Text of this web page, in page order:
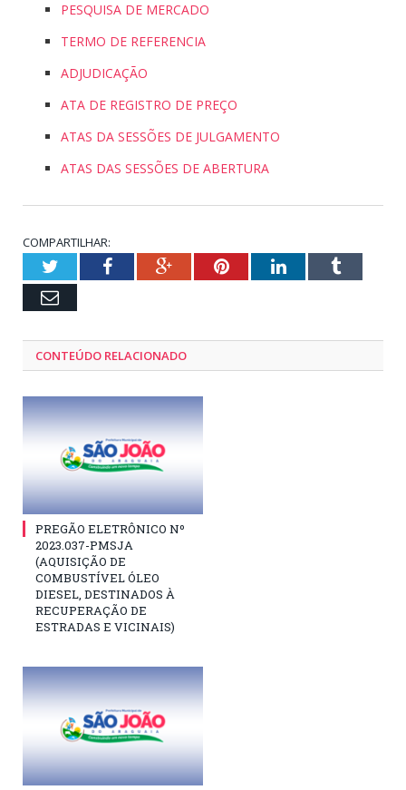
PESQUISA DE MERCADO
TERMO DE REFERENCIA
ADJUDICAÇÃO
ATA DE REGISTRO DE PREÇO
ATAS DA SESSÕES DE JULGAMENTO
ATAS DAS SESSÕES DE ABERTURA
COMPARTILHAR:
TwitterFacebookGoogle+PinterestLinkedInTumblr
Email
CONTEÚDO RELACIONADO
PREGÃO ELETRÔNICO Nº
2023.037-PMSJA
(AQUISIÇÃO DE
COMBUSTÍVEL ÓLEO
DIESEL, DESTINADOS À
RECUPERAÇÃO DE
ESTRADAS E VICINAIS)